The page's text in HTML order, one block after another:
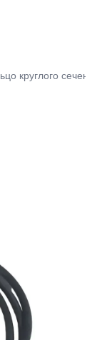
круглого